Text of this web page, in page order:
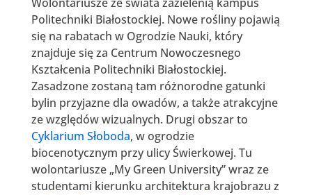
Politechniki Białostockiej. Nowe rośliny pojawią
się na rabatach w Ogrodzie Nauki, który
znajduje się za Centrum Nowoczesnego
Kształcenia Politechniki Białostockiej.
Zasadzone zostaną tam różnorodne gatunki
bylin przyjazne dla owadów, a także atrakcyjne
ze względów wizualnych. Drugi obszar to
Cyklarium Słoboda, w ogrodzie
biocenotycznym przy ulicy Świerkowej. Tu
wolontariusze „My Green University” wraz ze
studentami kierunku architektura krajobrazu z